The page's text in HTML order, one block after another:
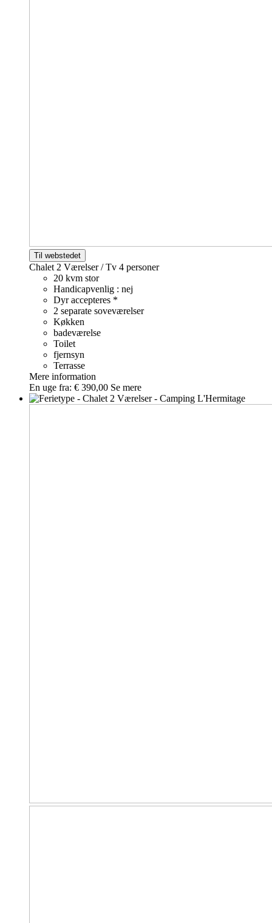
Til webstedet
Chalet 2 Værelser / Tv 4 personer
20 kvm stor
Handicapvenlig : nej
Dyr accepteres *
2 separate soveværelser
Køkken
badeværelse
Toilet
fjernsyn
Terrasse
Mere information
En uge fra: € 390,00 Se mere